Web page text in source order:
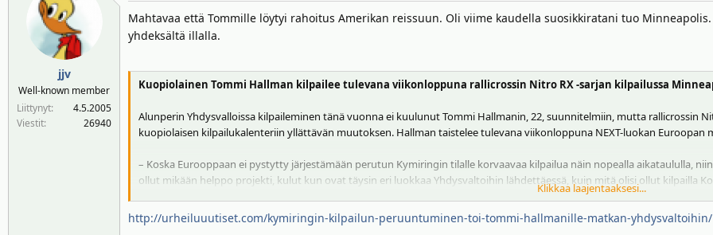
i
o
:
jjv
Well-known member
Liittynyt
4.5.2005
Viestit
26940
Mahtavaa että Tommille löytyi rahoitus Amerikan reissuun. Oli viime kaudella suosikkiratani tuo
yhdeksältä illalla.
Kuopiolainen Tommi Hallman kilpailee tulevana viikonloppuna rallicrossin Nitro RX -sarjan kilpailussa
Alunperin Yhdysvalloissa kilpaileminen tänä vuonna ei kuulunut Tommi Hallmanin, 22, suunnitelmiin, mutta rallicrossin
kuopiolaisen kilpailukalenteriin yllättävän muutoksen. Hallman taistelee tulevana viikonloppuna NEXT-luokan Euroopan
– Koska Eurooppaan ei pystytty järjestämään perutun Kymiringin tilalle korvaavaa kilpailua näin nopealla aikataululla,
ollut mikään helppo projekti, kulut kun ovat täysin eri luokkaa Yhdysvaltoihin lähdettäessä, kuin mitä olisi ollut kilpailla
Klikkaa laajentaaksesi...
http://urheiluuutiset.com/kymiringin-kilpailun-peruuntuminen-toi-tommi-hallmanille-matkan-yhdysvaltoihin/